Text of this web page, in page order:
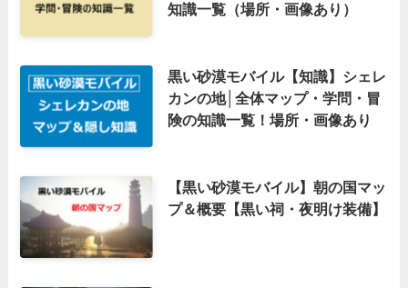
知識一覧（場所・画像あり）
黒い砂漠モバイル【知識】シェレ
カンの地│全体マップ・学問・冒
険の知識一覧！場所・画像あり
【黒い砂漠モバイル】朝の国マッ
プ＆概要【黒い祠・夜明け装備】